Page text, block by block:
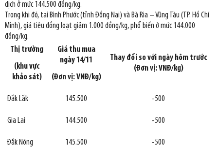
dịch ở mức 144.500 đồng/kg.
Trong khi đó, tại Bình Phước (tỉnh Đồng Nai) và Bà Rịa – Vũng Tàu (TP. Hồ Chí
Minh), giá tiêu đồng loạt giảm 1.000 đồng/kg, phổ biến ở mức 144.000
đồng/kg.
Thị trường
(khu vực
khảo sát)
Giá thu mua
ngày 14/11
(Đơn vị: VNĐ/kg)
Thay đổi so với ngày hôm trước
(Đơn vị: VNĐ/kg)
Đắk Lắk 145.500 -500
Gia Lai 144.500 -500
Đắk Nông 145.500 -500